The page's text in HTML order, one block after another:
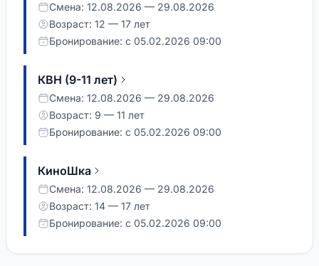
Смена: 12.08.2026 — 29.08.2026
Возраст: 12 — 17 лет
Бронирование: с 05.02.2026 09:00
КВН (9-11 лет)
Смена: 12.08.2026 — 29.08.2026
Возраст: 9 — 11 лет
Бронирование: с 05.02.2026 09:00
КиноШка
Смена: 12.08.2026 — 29.08.2026
Возраст: 14 — 17 лет
Бронирование: с 05.02.2026 09:00